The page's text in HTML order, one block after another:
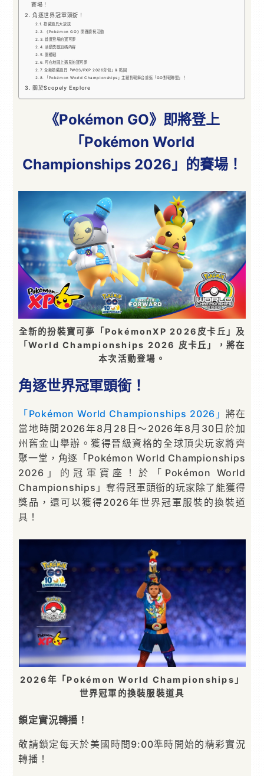
賽場！
角逐世界冠軍頭銜！
換裝道具大放送
《Pokémon GO》開賽慶祝活動
首度登場的寶可夢
活動獎勵加碼內容
團體戰
可在地圖上遇見的寶可夢
全新換裝道具「WCS/PXP 2026背包」& 貼圖
「Pokémon World Championships」主題對戰舞台重返「GO對戰聯盟」！
關於Scopely Explore
《Pokémon GO》即將登上
「Pokémon World
Championships 2026」的賽場！
全新的扮裝寶可夢「PokémonXP 2026皮卡丘」及
「World Championships 2026 皮卡丘」，將在
本次活動登場。
角逐世界冠軍頭銜！
「Pokémon World Championships 2026」 將在
當地時間2026年8月28日～2026年8月30日於加
州舊金山舉辦。獲得晉級資格的全球頂尖玩家將齊
聚一堂，角逐「Pokémon World Championships
2026」的冠軍寶座！於「Pokémon World
Championships」奪得冠軍頭銜的玩家除了能獲得
獎品，還可以獲得2026年世界冠軍服裝的換裝道
具！
2026年「Pokémon World Championships」
世界冠軍的換裝服裝道具
鎖定實況轉播！
敬請鎖定每天於美國時間9:00準時開始的精彩實況
轉播！